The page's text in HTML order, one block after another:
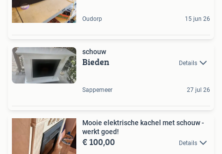
Oudorp 15 jun 26
schouw
Bieden Details
Sappemeer 27 jul 26
Mooie elektrische kachel met schouw -
werkt goed!
€ 100,00 Details